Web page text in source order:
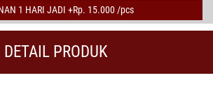
1 HARI JADI +Rp. 15.000 /pcs
DETAIL PRODUK